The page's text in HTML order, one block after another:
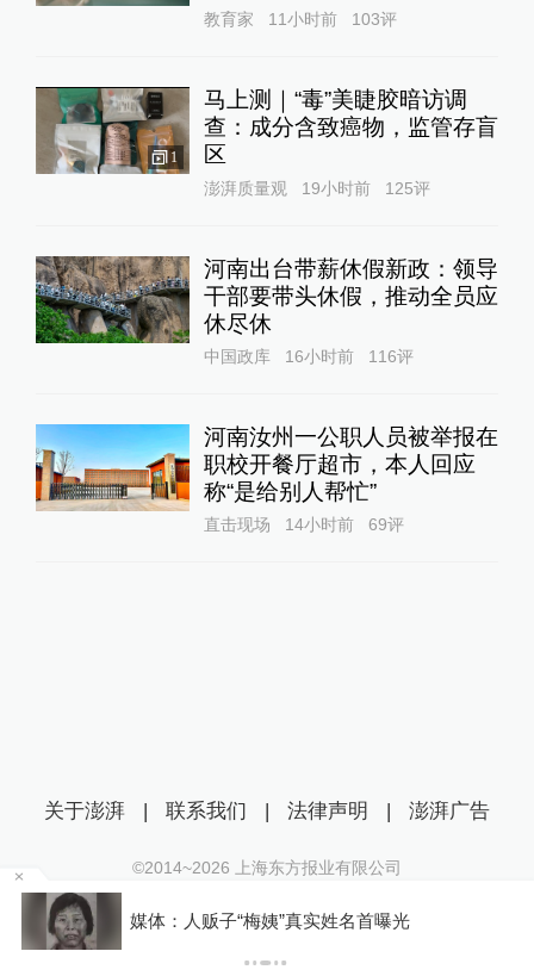
教育家 11小时前 103评
1
马上测｜“毒”美睫胶暗访调
查：成分含致癌物，监管存盲
区
澎湃质量观 19小时前 125评
河南出台带薪休假新政：领导
干部要带头休假，推动全员应
休尽休
中国政库 16小时前 116评
河南汝州一公职人员被举报在
职校开餐厅超市，本人回应
称“是给别人帮忙”
直击现场 14小时前 69评
媒体：人贩子“梅姨”真实姓名首曝光
关于澎湃 | 联系我们 | 法律声明 | 澎湃广告
©2014~2026 上海东方报业有限公司
沪ICP证：沪B2-20170116 | 沪ICP备14003370号
互联网新闻信息服务许可证：31120170006
沪公网安备 31010602000299号